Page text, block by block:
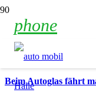
phone
Beim Autoglas fährt